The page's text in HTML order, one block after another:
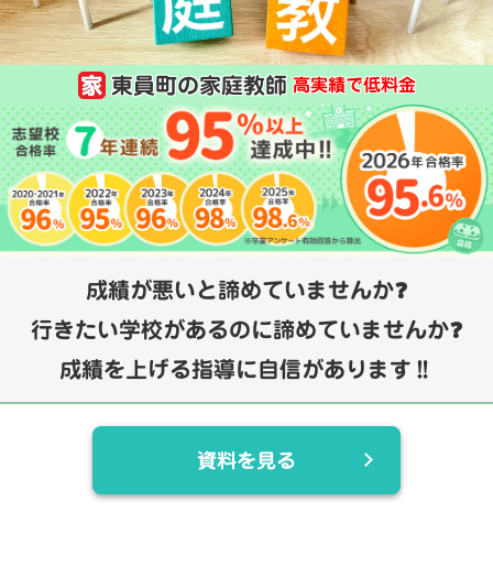
東員町の家庭教師 高実績で低料金
成績が悪いと諦めていませんか❓
行きたい学校があるのに諦めていませんか❓
成績を上げる指導に自信があります‼️
資料を見る